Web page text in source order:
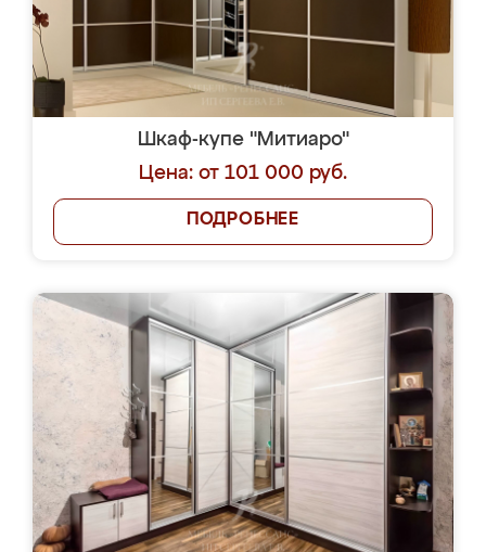
Шкаф-купе "Митиаро"
Цена: от 101 000 руб.
ПОДРОБНЕЕ